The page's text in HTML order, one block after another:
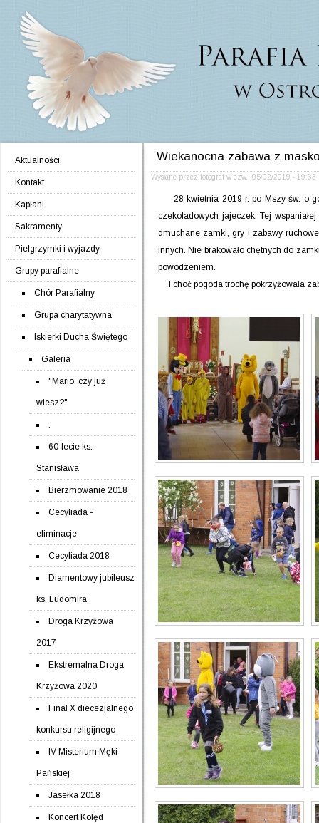
Wiekanocna zabawa z
Wysłane przez fotograf w czw., 05/02/2019 - 19:33
28 kwietnia 2019 r. po Mszy św. o
czekoladowych jajeczek. Tej
dmuchane zamki, gry i zabawy
innych. Nie brakowało chętnych do
powodzeniem.
I choć pogoda trochę pokrzyżowała
Aktualności
Kontakt
Kapłani
Sakramenty
Pielgrzymki i wyjazdy
Grupy parafialne
Chór Parafialny
Grupa charytatywna
Iskierki Ducha Świętego
Galeria
"Mario, czy już
wiesz?"
.
60-lecie ks.
Stanisława
Bierzmowanie 2018
Cecyliada -
eliminacje
Cecyliada 2018
Diamentowy jubileusz
ks. Ludomira
Droga Krzyżowa
2017
Ekstremalna Droga
Krzyżowa 2020
Finał X diecezjalnego
konkursu religijnego
IV Misterium Męki
Pańskiej
Jasełka 2018
Koncert Kolęd